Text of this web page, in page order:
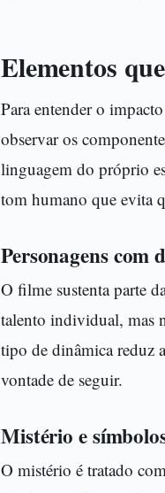
Elementos
Para entender o
observar os
linguagem do próprio
tom humano que evita
Personagens com
O filme sustenta parte
talento individual, mas
tipo de dinâmica reduz
vontade de seguir.
Mistério e
O mistério é tratado